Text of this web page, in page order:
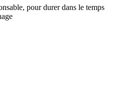
pour durer dans le temps